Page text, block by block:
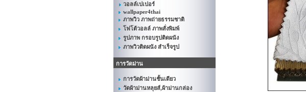
วอลล์เปเปอร์
wallpaper4thai
ภาพวิว ภาพถ่ายธรรมชาติ
โฟโต้วอลล์ ภาพสั่งพิมพ์
รูปภาพ กรอบรูปติดผนัง
ภาพวิวติดผนัง สำเร็จรูป
การวัดม่าน
การวัดผ้าม่านชั้นเดียว
วัดผ้าม่านหลุยส์,ผ้าม่านกล่อง